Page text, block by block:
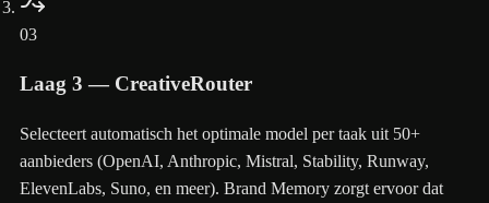
03
Laag 3 — CreativeRouter
Selecteert automatisch het optimale model per taak uit 50+
aanbieders (OpenAI, Anthropic, Mistral, Stability, Runway,
ElevenLabs, Suno, en meer). Brand Memory zorgt ervoor dat